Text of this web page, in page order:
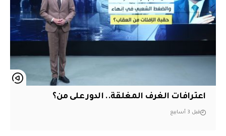
اعترافات الغرف المغلقة.. الدور على من؟
قبل 3 أسابيع